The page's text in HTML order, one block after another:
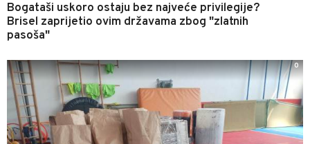
Bogataši uskoro ostaju bez najveće privilegije?
Brisel zaprijetio ovim državama zbog "zlatnih
pasoša"
0